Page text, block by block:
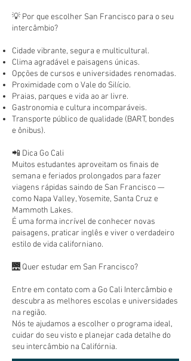
💡 Por que escolher San Francisco para o seu
intercâmbio?
Cidade vibrante, segura e multicultural.
Clima agradável e paisagens únicas.
Opções de cursos e universidades renomadas.
Proximidade com o Vale do Silício.
Praias, parques e vida ao ar livre.
Gastronomia e cultura incomparáveis.
Transporte público de qualidade (BART, bondes
e ônibus).
📲 Dica Go Cali
Muitos estudantes aproveitam os finais de
semana e feriados prolongados para fazer
viagens rápidas saindo de San Francisco —
como Napa Valley, Yosemite, Santa Cruz e
Mammoth Lakes.
É uma forma incrível de conhecer novas
paisagens, praticar inglês e viver o verdadeiro
estilo de vida californiano.
🌉 Quer estudar em San Francisco?
Entre em contato com a Go Cali Intercâmbio e
descubra as melhores escolas e universidades
na região.
Nós te ajudamos a escolher o programa ideal,
cuidar do seu visto e planejar cada detalhe do
seu intercâmbio na Califórnia.